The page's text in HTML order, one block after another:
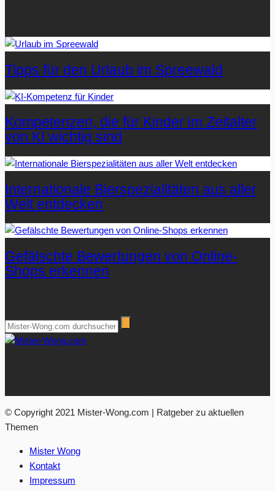
Tipps für den Urlaub im Spreewald
Kompetenzen, die für Kinder im Zeitalter
von KI wichtig sind
Internationale Bierspezialitäten aus aller
Welt entdecken
Gefälschte Bewertungen von Online-
Shops erkennen
© Copyright 2021 Mister-Wong.com | Ratgeber zu aktuellen
Themen
Mister Wong
Kontakt
Impressum